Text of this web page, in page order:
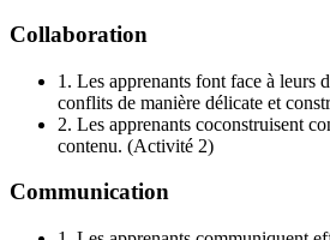
Collaboration
1. Les apprenants font face à leurs
conflits de manière délicate et
2. Les apprenants coconstruisent
contenu. (Activité 2)
Communication